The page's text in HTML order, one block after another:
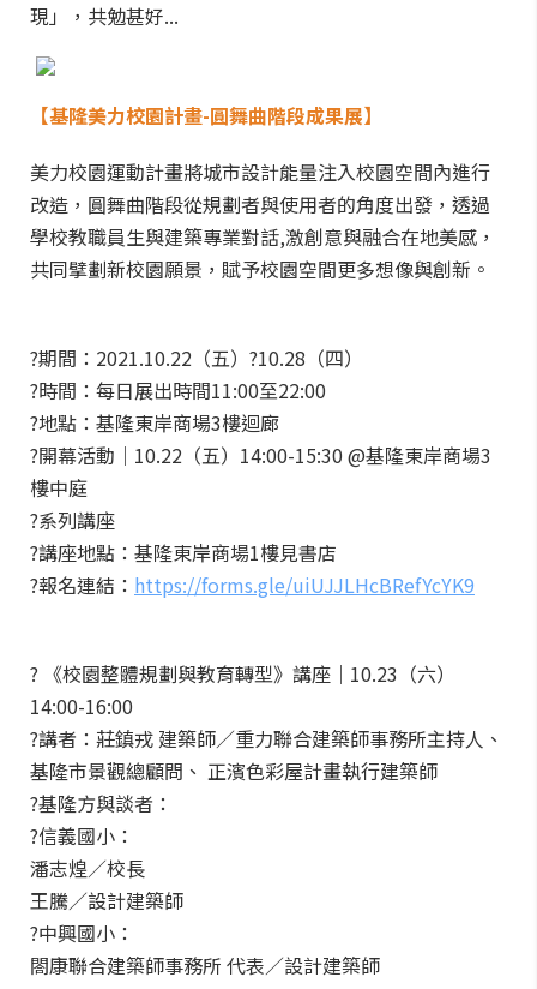
現」，共勉甚好...
【基隆美力校園計畫-圓舞曲階段成果展】
美力校園運動計畫將城市設計能量注入校園空間內進行
改造，圓舞曲階段從規劃者與使用者的角度出發，透過
學校教職員生與建築專業對話,激創意與融合在地美感，
共同擘劃新校園願景，賦予校園空間更多想像與創新。
?期間：2021.10.22（五）?10.28（四）
?時間：每日展出時間11:00至22:00
?地點：基隆東岸商場3樓迴廊
?開幕活動｜10.22（五）14:00-15:30 @基隆東岸商場3
樓中庭
?系列講座
?講座地點：基隆東岸商場1樓見書店
?報名連結： https://forms.gle/uiUJJLHcBRefYcYK9
? 《校園整體規劃與教育轉型》講座｜10.23（六）
14:00-16:00
?講者：莊鎮戎 建築師／重力聯合建築師事務所主持人、
基隆市景觀總顧問、 正濱色彩屋計畫執行建築師
?基隆方與談者：
?信義國小：
潘志煌／校長
王騰／設計建築師
?中興國小：
閤康聯合建築師事務所 代表／設計建築師